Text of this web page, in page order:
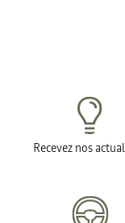
Recevez nos